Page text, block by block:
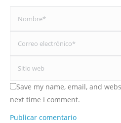
Save my name, email, and
next time I comment.
Publicar comentario